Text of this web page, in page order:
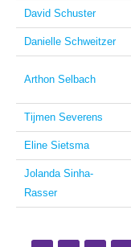
David Schuster
Danielle Schweitzer
Arthon Selbach
Tijmen Severens
Eline Sietsma
Jolanda Sinha-
Rasser